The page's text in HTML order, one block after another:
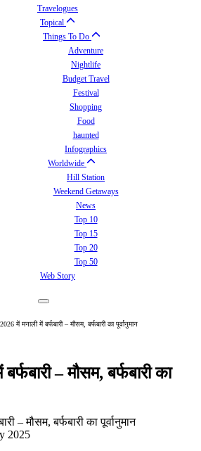
Travelogues
Topical
Things To Do
Adventure
Nightlife
Budget Travel
Festival
Shopping
Food
haunted
Infographics
Worldwide
Hill Station
Weekend Getaways
News
Top 10
Top 15
Top 20
Top 50
Web Story
2026 में मनाली में बर्फबारी – मौसम, बर्फबारी का पूर्वानुमान
– मौसम, बर्फबारी का
2025